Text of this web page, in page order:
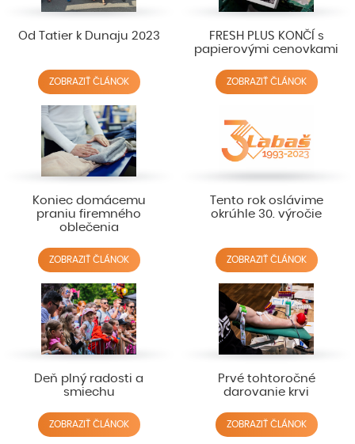
Od Tatier k Dunaju 2023
ZOBRAZIŤ ČLÁNOK
FRESH PLUS KONČÍ s
papierovými cenovkami
ZOBRAZIŤ ČLÁNOK
Koniec domácemu
praniu firemného
oblečenia
ZOBRAZIŤ ČLÁNOK
Tento rok oslávime
okrúhle 30. výročie
ZOBRAZIŤ ČLÁNOK
Deň plný radosti a
smiechu
ZOBRAZIŤ ČLÁNOK
Prvé tohtoročné
darovanie krvi
ZOBRAZIŤ ČLÁNOK